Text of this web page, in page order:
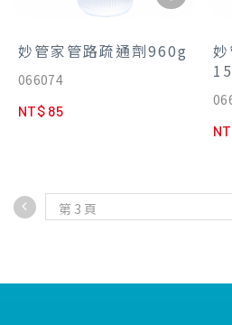
妙管家管路疏通劑960g
066074
NT$ 85